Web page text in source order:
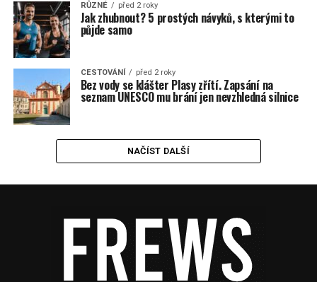
RŮZNÉ před 2 roky
Jak zhubnout? 5 prostých návyků, s kterými to
půjde samo
CESTOVÁNÍ před 2 roky
Bez vody se klášter Plasy zřítí. Zapsání na
seznam UNESCO mu brání jen nevzhledná silnice
NAČÍST DALŠÍ